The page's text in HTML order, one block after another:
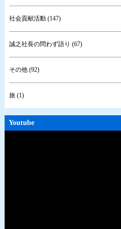
社会貢献活動 (147)
誠之社長の問わず語り (67)
その他 (92)
旅 (1)
Youtube